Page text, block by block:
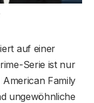
auf einer
Serie ist nur
American Family
ungewöhnliche